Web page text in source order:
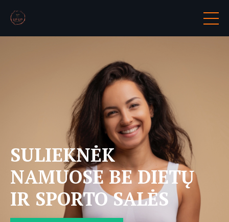
SULIEKNĖK
NAMUOSE BE DIETŲ
IR SPORTO SALĖS